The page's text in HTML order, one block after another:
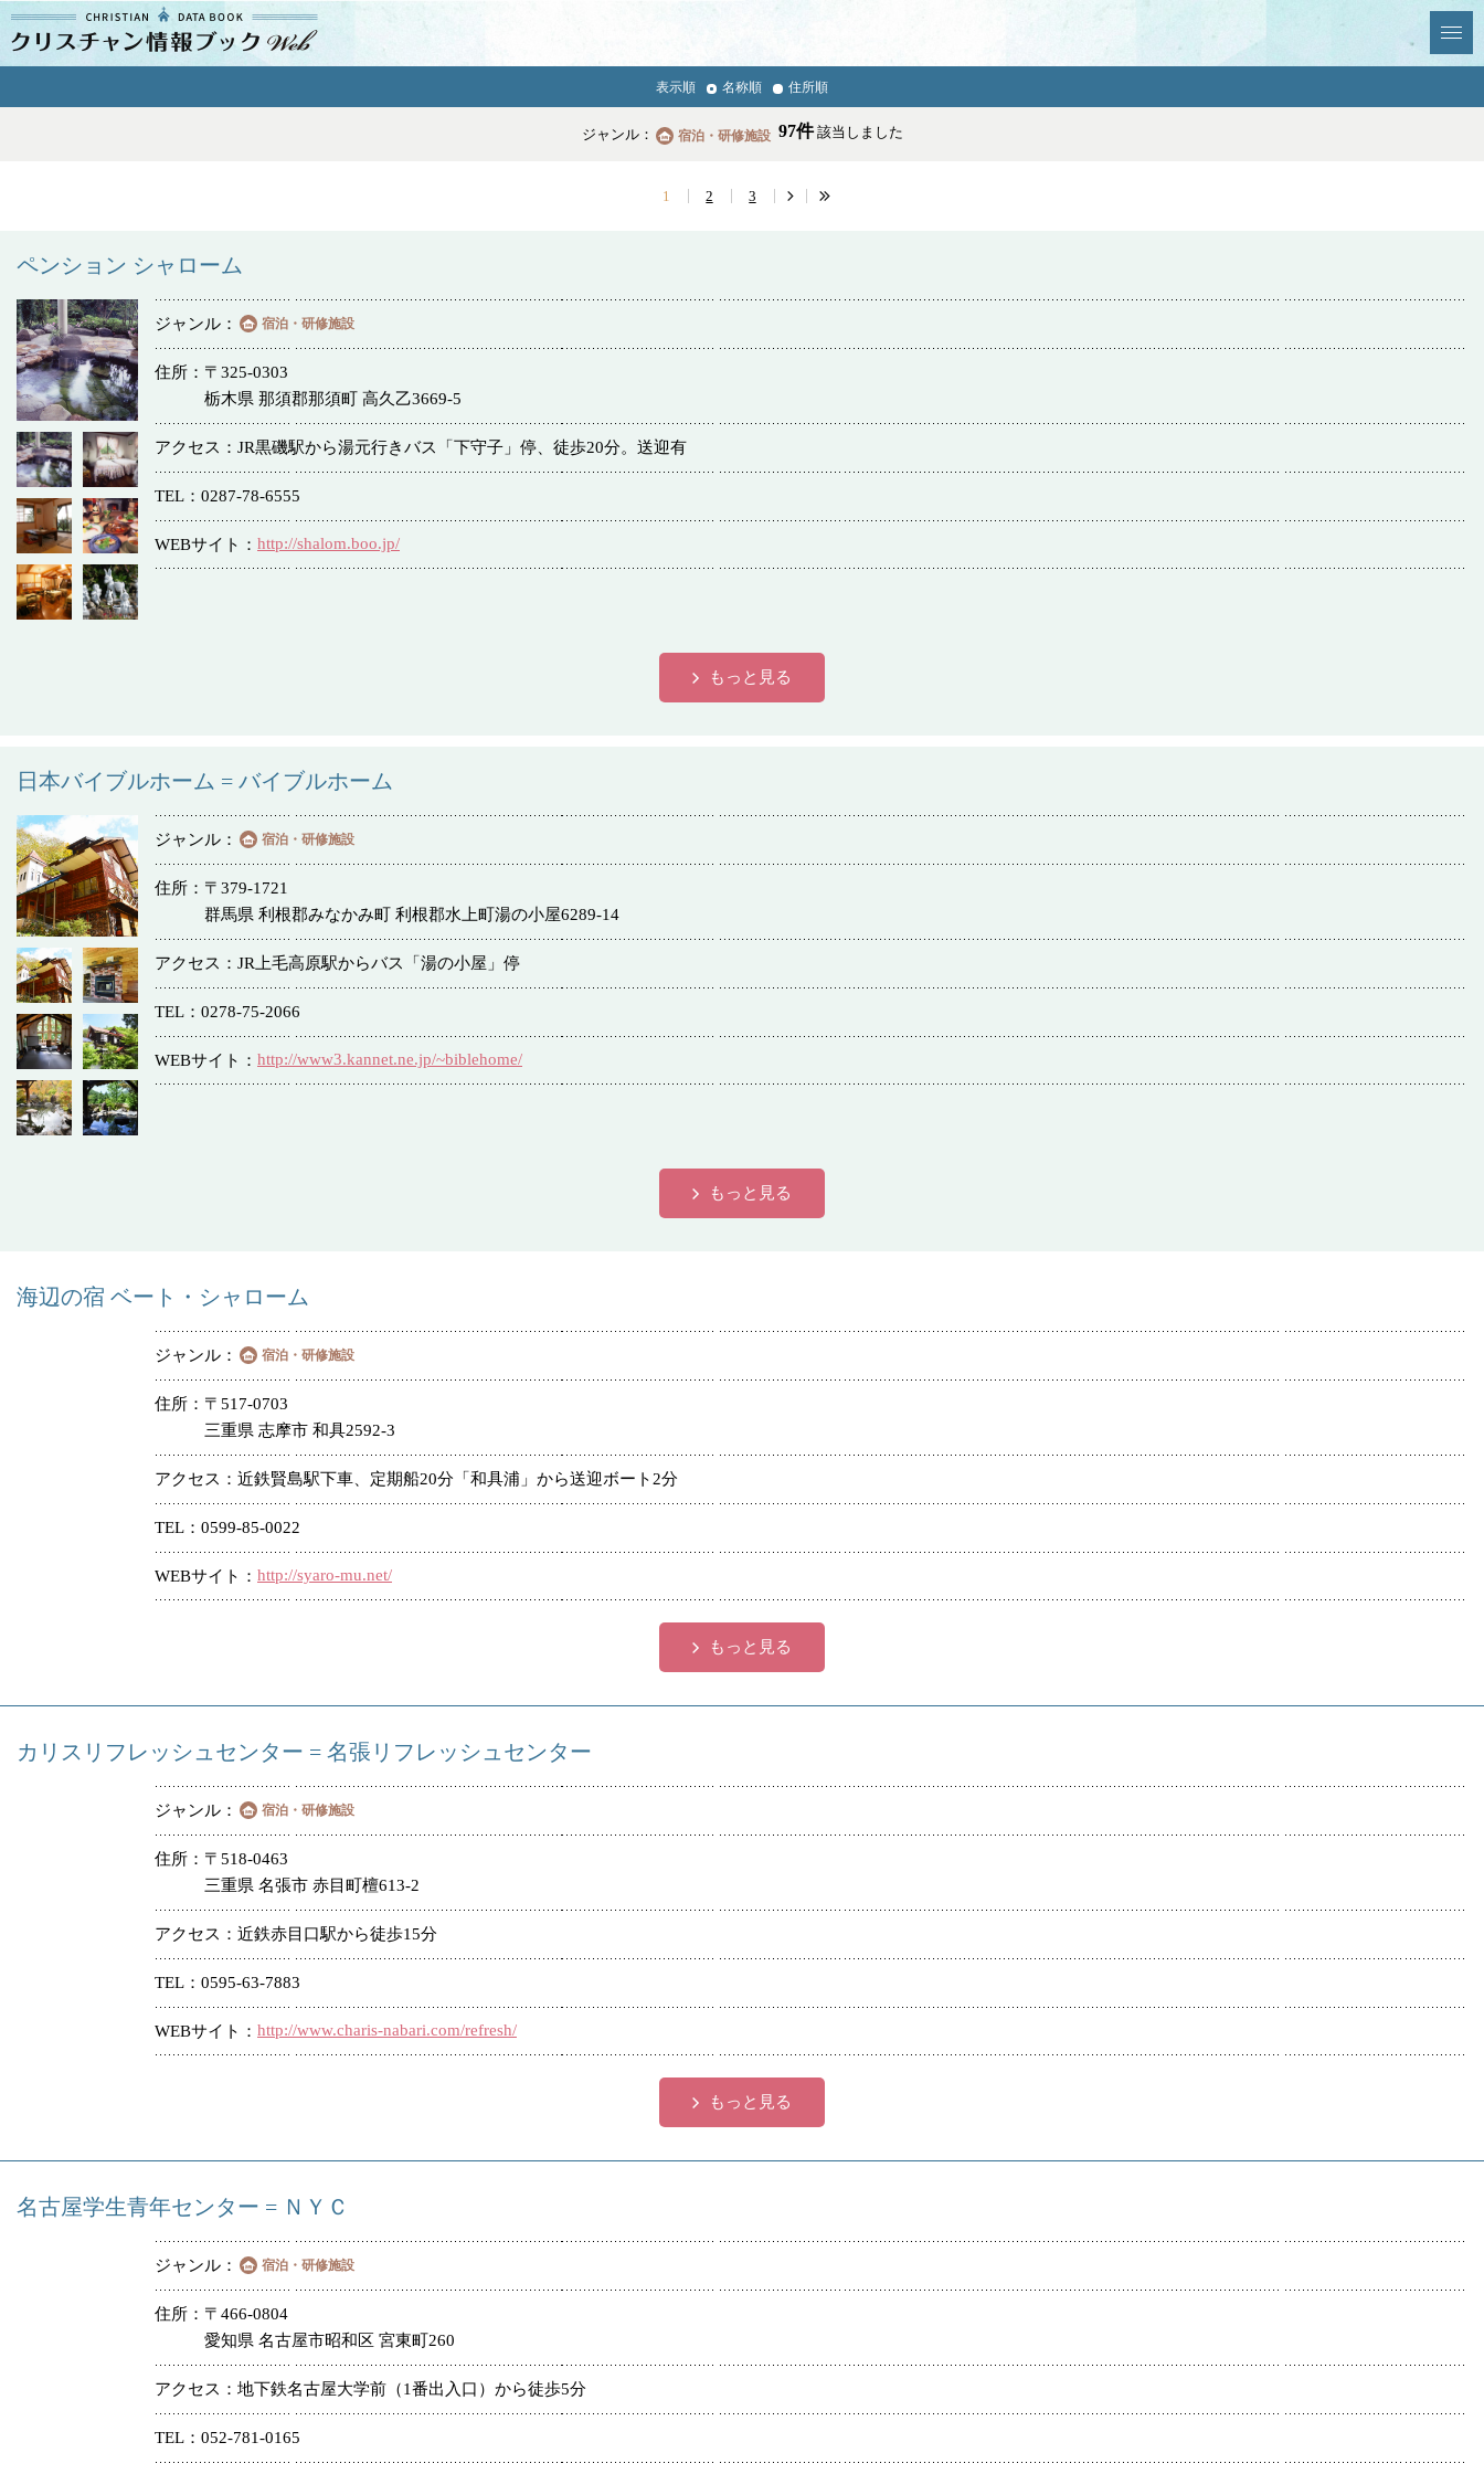
情報ブックとは
News & Topics
ジャンル
教会
特別集会奉仕者
冠婚葬祭
教団教派
お店・企業・その他
表示順 名称順 住所順
ジャンル： 宿泊・研修施設 97件該当しました
1 2 3
ペンション シャローム
ジャンル 宿泊・研修施設
住所
〒325-0303
栃木県 那須郡那須町 高久乙3669-5
アクセス JR黒磯駅から湯元行きバス「下守子」停、徒歩20分。送迎有
TEL 0287-78-6555
WEBサイト http://shalom.boo.jp/
もっと見る
日本バイブルホーム = バイブルホーム
ジャンル 宿泊・研修施設
住所
〒379-1721
群馬県 利根郡みなかみ町 利根郡水上町湯の小屋6289-14
アクセス JR上毛高原駅からバス「湯の小屋」停
TEL 0278-75-2066
WEBサイト http://www3.kannet.ne.jp/~biblehome/
もっと見る
海辺の宿 ベート・シャローム
ジャンル 宿泊・研修施設
住所
〒517-0703
三重県 志摩市 和具2592-3
アクセス 近鉄賢島駅下車、定期船20分「和具浦」から送迎ボート2分
TEL 0599-85-0022
WEBサイト http://syaro-mu.net/
もっと見る
カリスリフレッシュセンター = 名張リフレッシュセンター
ジャンル 宿泊・研修施設
住所
〒518-0463
三重県 名張市 赤目町檀613-2
アクセス 近鉄赤目口駅から徒歩15分
TEL 0595-63-7883
WEBサイト http://www.charis-nabari.com/refresh/
もっと見る
名古屋学生青年センター = ＮＹＣ
ジャンル 宿泊・研修施設
住所
〒466-0804
愛知県 名古屋市昭和区 宮東町260
アクセス 地下鉄名古屋大学前（1番出入口）から徒歩5分
TEL 052-781-0165